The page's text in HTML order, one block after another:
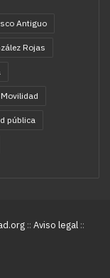
Antiguo
Rojas
Movilidad
pública
:: Aviso legal ::